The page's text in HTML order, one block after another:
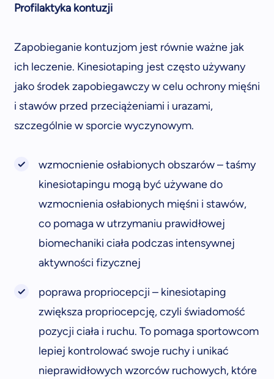
Profilaktyka kontuzji
Zapobieganie kontuzjom jest równie ważne jak
ich leczenie. Kinesiotaping jest często używany
jako środek zapobiegawczy w celu ochrony mięśni
i stawów przed przeciążeniami i urazami,
szczególnie w sporcie wyczynowym.
wzmocnienie osłabionych obszarów – taśmy
kinesiotapingu mogą być używane do
wzmocnienia osłabionych mięśni i stawów,
co pomaga w utrzymaniu prawidłowej
biomechaniki ciała podczas intensywnej
aktywności fizycznej
poprawa propriocepcji – kinesiotaping
zwiększa propriocepcję, czyli świadomość
pozycji ciała i ruchu. To pomaga sportowcom
lepiej kontrolować swoje ruchy i unikać
nieprawidłowych wzorców ruchowych, które